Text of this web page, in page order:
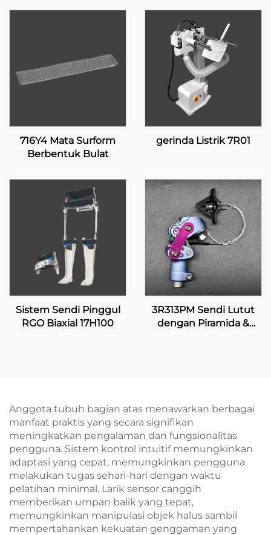
716Y4 Mata Surform
Berbentuk Bulat
gerinda Listrik 7R01
Sistem Sendi Pinggul
RGO Biaxial 17H100
3R313PM Sendi Lutut
dengan Piramida &
Anggota tubuh bagian atas menawarkan berbagai
manfaat praktis yang secara signifikan
meningkatkan pengalaman dan fungsionalitas
pengguna. Sistem kontrol intuitif memungkinkan
adaptasi yang cepat, memungkinkan pengguna
melakukan tugas sehari-hari dengan waktu
pelatihan minimal. Larik sensor canggih
memberikan umpan balik yang tepat,
memungkinkan manipulasi objek halus sambil
mempertahankan kekuatan genggaman yang